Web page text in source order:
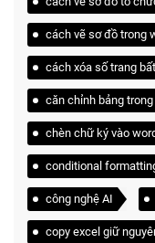
cách vẽ sơ đồ trong
cách xóa số trang
căn chỉnh bảng
chèn chữ ký vào
conditional
công nghệ AI
copy excel giữ